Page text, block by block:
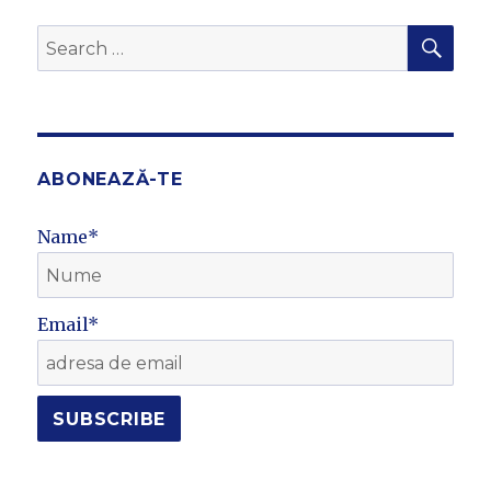
Search
for:
ABONEAZĂ-TE
Name*
Email*